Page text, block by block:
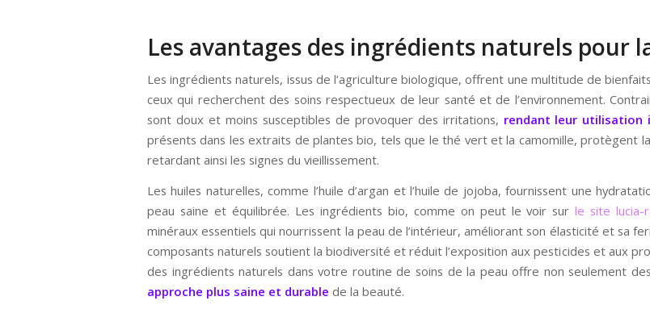
Les avantages des ingrédients naturels pour
Les ingrédients naturels, issus de l’agriculture biologique, offrent une multitude de
ceux qui recherchent des soins respectueux de leur santé et de l’environnement.
sont doux et moins susceptibles de provoquer des irritations, rendant leur utilisation
présents dans les extraits de plantes bio, tels que le thé vert et la camomille, protègent
retardant ainsi les signes du vieillissement.
Les huiles naturelles, comme l’huile d’argan et l’huile de jojoba, fournissent une
peau saine et équilibrée. Les ingrédients bio, comme on peut le voir surle site lucia-
minéraux essentiels qui nourrissent la peau de l’intérieur, améliorant son élasticité et sa
composants naturels soutient la biodiversité et réduit l’exposition aux pesticides et aux
des ingrédients naturels dans votre routine de soins de la peau offre non seulement
approche plus saine et durable de la beauté.